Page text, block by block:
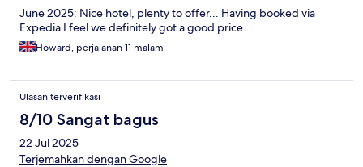
June 2025: Nice hotel, plenty to offer... Having booked via
Expedia I feel we definitely got a good price.
Howard, perjalanan 11 malam
Ulasan terverifikasi
8/10 Sangat bagus
22 Jul 2025
Terjemahkan dengan Google